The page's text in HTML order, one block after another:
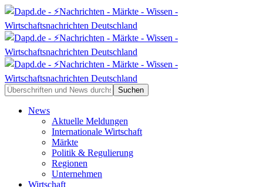
News
Aktuelle Meldungen
Internationale Wirtschaft
Märkte
Politik & Regulierung
Regionen
Unternehmen
Wirtschaft